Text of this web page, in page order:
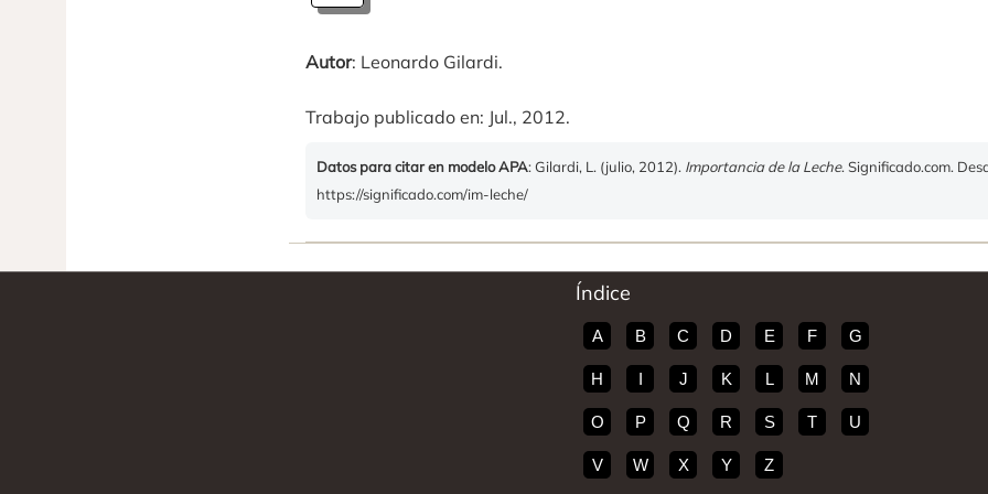
Autor: Leonardo Gilardi.
Trabajo publicado en: Jul., 2012.
Datos para citar en modelo APA: Gilardi, L. (julio, 2012). Importancia de la Leche. Significado.com.
https://significado.com/im-leche/
Índice
A B C D E F G
H I J K L M N
O P Q R S T U
V W X Y Z